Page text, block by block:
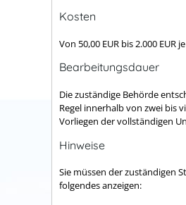
Kosten
Von 50,00 EUR bis 2.000 EUR
Bearbeitungsdauer
Die zuständige Behörde
Regel innerhalb von zwei bis
Vorliegen der vollständigen
Hinweise
Sie müssen der zuständigen
folgendes anzeigen: